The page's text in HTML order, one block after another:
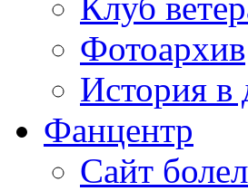
Фотоархив
История в
Фанцентр
Сайт